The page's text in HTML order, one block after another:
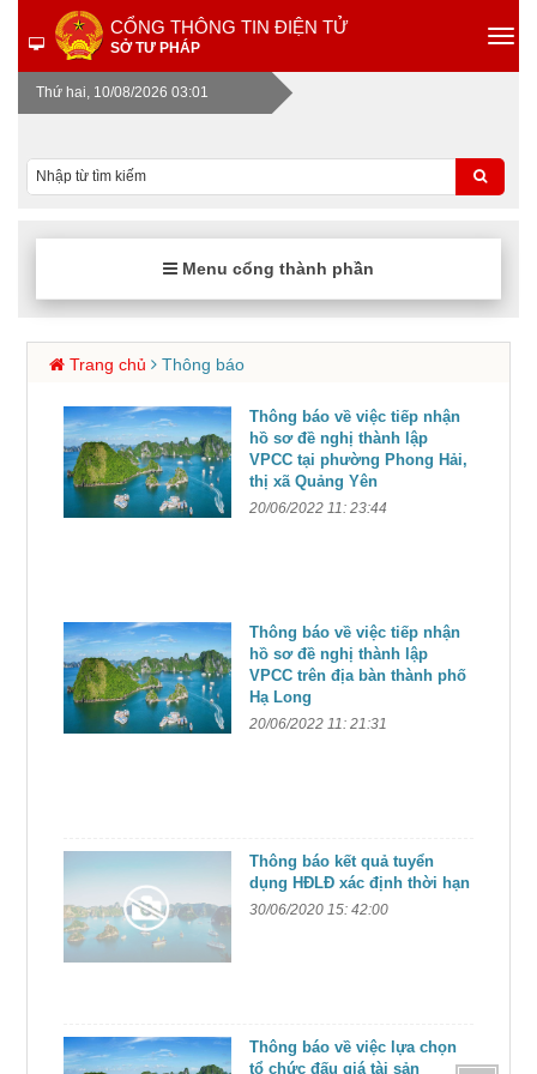
CỔNG THÔNG TIN ĐIỆN TỬ
SỞ TƯ PHÁP
Thứ hai, 10/08/2026 03:01
Menu cổng thành phần
Trang chủ Thông báo
Thông báo về việc tiếp nhận
hồ sơ đề nghị thành lập
VPCC tại phường Phong Hải,
thị xã Quảng Yên
20/06/2022 11: 23:44
Thông báo về việc tiếp nhận
hồ sơ đề nghị thành lập
VPCC trên địa bàn thành phố
Hạ Long
20/06/2022 11: 21:31
Thông báo kết quả tuyển
dụng HĐLĐ xác định thời hạn
30/06/2020 15: 42:00
Thông báo về việc lựa chọn
tổ chức đấu giá tài sản